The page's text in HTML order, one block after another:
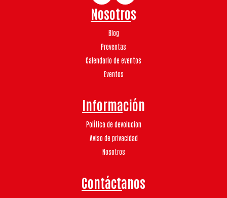
Nosotros
Blog
Preventas
Calendario de eventos
Eventos
Información
Política de devolucion
Aviso de privacidad
Nosotros
Contáctanos